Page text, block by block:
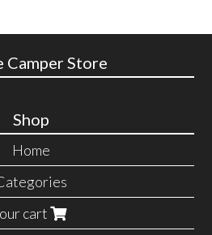
Camper Store
Shop
Home
cart